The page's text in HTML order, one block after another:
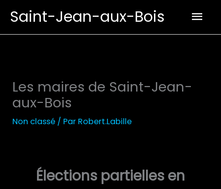
contenu
Saint-Jean-aux-Bois
Les maires de Saint-Jean-
aux-Bois
Non classé / Par Robert.Labille
Élections partielles en